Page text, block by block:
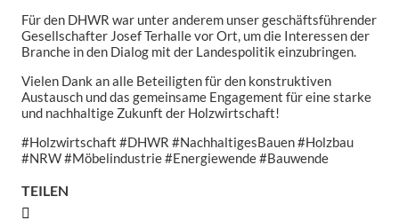
Für den DHWR war unter anderem unser geschäftsführender
Gesellschafter Josef Terhalle vor Ort, um die Interessen der
Branche in den Dialog mit der Landespolitik einzubringen.
Vielen Dank an alle Beteiligten für den konstruktiven
Austausch und das gemeinsame Engagement für eine starke
und nachhaltige Zukunft der Holzwirtschaft!
#Holzwirtschaft #DHWR #NachhaltigesBauen #Holzbau
#NRW #Möbelindustrie #Energiewende #Bauwende
TEILEN